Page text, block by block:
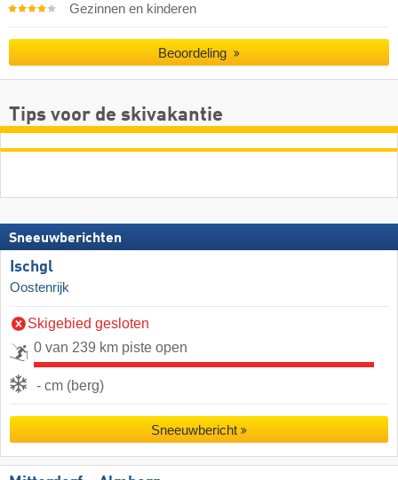
Gezinnen en kinderen
Beoordeling
Tips voor de skivakantie
Sneeuwberichten
Ischgl
Oostenrijk
Skigebied gesloten
0 van 239 km piste open
- cm (berg)
Sneeuwbericht